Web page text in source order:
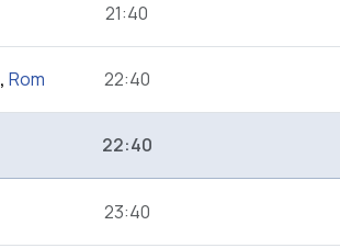
21:40
, Rom 22:40
22:40
23:40